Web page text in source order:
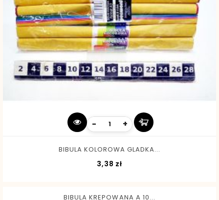
- +
BIBULA KOLOROWA GLADKA...
3,38 zł
BIBULA KREPOWANA A 10...